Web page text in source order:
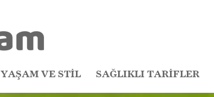
YAŞAM VE STİL SAĞLIKLI TARİFLER